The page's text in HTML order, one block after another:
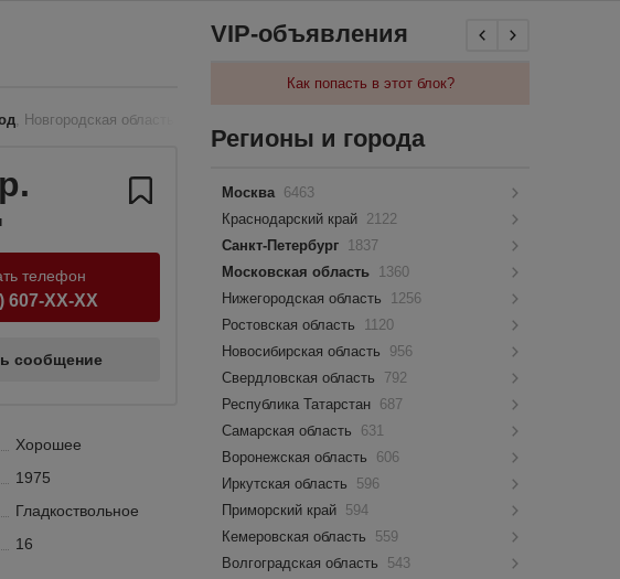
, Новгородская область
телефон
607-XX-XX
сообщение
Хорошее
1975
Гладкоствольное
16
VIP-объявления
Как попасть в этот блок?
Регионы и города
Москва 6463
Краснодарский край 2122
Санкт-Петербург 1837
Московская область 1360
Нижегородская область
1256
Ростовская область
1120
Новосибирская область
956
Свердловская область
792
Республика Татарстан 687
Самарская область
631
Воронежская область
606
Иркутская область
596
Приморский край 594
Кемеровская область
559
Волгоградская область
543